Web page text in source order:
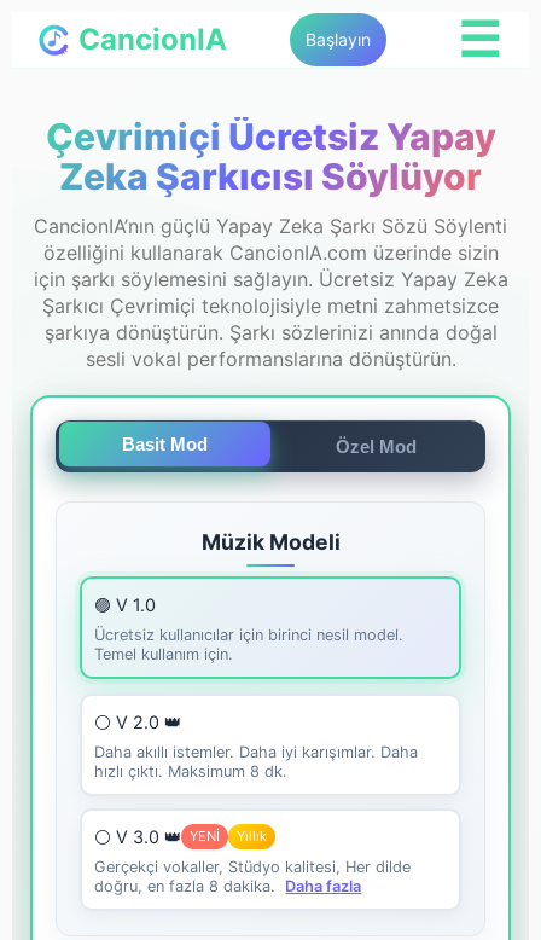
CancionIA Başlayın ☰
Çevrimiçi Ücretsiz Yapay
Zeka Şarkıcısı Söylüyor
CancionIA’nın güçlü Yapay Zeka Şarkı Sözü Söylenti
özelliğini kullanarak CancionIA.com üzerinde sizin
için şarkı söylemesini sağlayın. Ücretsiz Yapay Zeka
Şarkıcı Çevrimiçi teknolojisiyle metni zahmetsizce
şarkıya dönüştürün. Şarkı sözlerinizi anında doğal
sesli vokal performanslarına dönüştürün.
Basit Mod Özel Mod
Müzik Modeli
🟣 V 1.0
Ücretsiz kullanıcılar için birinci nesil model.
Temel kullanım için.
⚪ V 2.0 👑
Daha akıllı istemler. Daha iyi karışımlar. Daha
hızlı çıktı. Maksimum 8 dk.
⚪ V 3.0 👑 YENİ Yıllık
Gerçekçi vokaller, Stüdyo kalitesi, Her dilde
doğru, en fazla 8 dakika.
Daha fazla